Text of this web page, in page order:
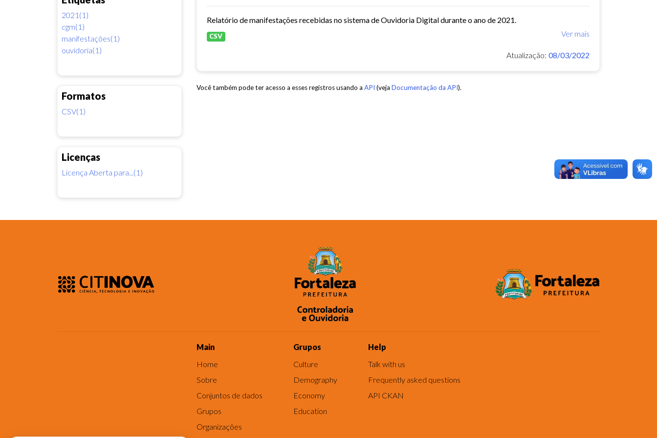
2021(1)
cgm(1)
manifestações(1)
ouvidoria(1)
Formatos
CSV(1)
Licenças
Licença Aberta para...(1)
Relatório de manifestações recebidas no sistema de Ouvidoria Digital durante o ano de 2021.
Ver mais
CSV
Atualização: 08/03/2022
Você também pode ter acesso a esses registros usando a API (veja Documentação da API).
Main
Home
Sobre
Conjuntos de dados
Grupos
Organizações
Grupos
Culture
Demography
Economy
Education
Help
Talk with us
Frequently asked questions
API CKAN